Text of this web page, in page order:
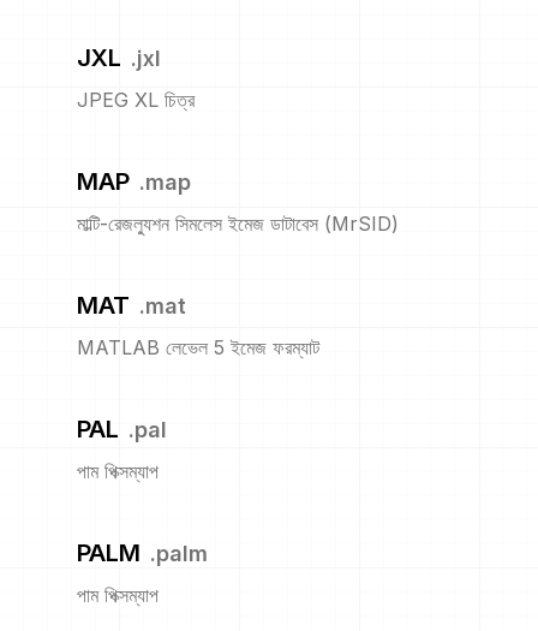
JXL .jxl
JPEG XL চিত্র
MAP .map
মাল্টি-রেজল্যুশন সিমলেস ইমেজ ডাটাবেস (MrSID)
MAT .mat
MATLAB লেভেল 5 ইমেজ ফরম্যাট
PAL .pal
পাম পিক্সম্যাপ
PALM .palm
পাম পিক্সম্যাপ